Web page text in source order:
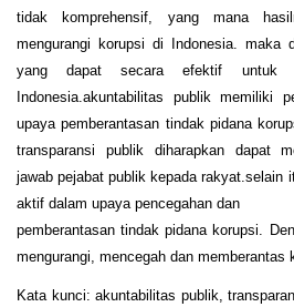
tidak komprehensif, yang mana
mengurangi korupsi di Indonesia. maka
yang dapat secara efektif untuk
Indonesia.akuntabilitas publik memiliki
upaya pemberantasan tindak pidana
transparansi publik diharapkan dapat
jawab pejabat publik kepada rakyat.selain
aktif dalam upaya pencegahan dan
pemberantasan tindak pidana korupsi.
mengurangi, mencegah dan memberantas
Kata kunci: akuntabilitas publik,